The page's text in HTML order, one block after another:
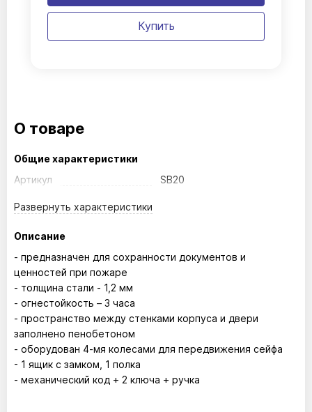
Купить
О товаре
Общие характеристики
Артикул
SB20
Развернуть характеристики
Описание
- предназначен для сохранности документов и
ценностей при пожаре
- толщина стали - 1,2 мм
- огнестойкость – 3 часа
- пространство между стенками корпуса и двери
заполнено пенобетоном
- оборудован 4-мя колесами для передвижения сейфа
- 1 ящик с замком, 1 полка
- механический код + 2 ключа + ручка